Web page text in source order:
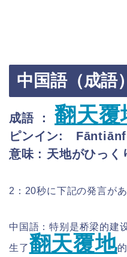
中国語（成語）
成語 ： 翻天覆
ピンイン:
意味 : 天地がひっく
2：20秒に下記の発言が
中国語：特别是桥梁的建
生了翻天覆地